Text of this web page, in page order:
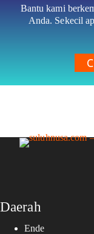
Bantu kami
Anda. Sekecil
Daerah
Ende